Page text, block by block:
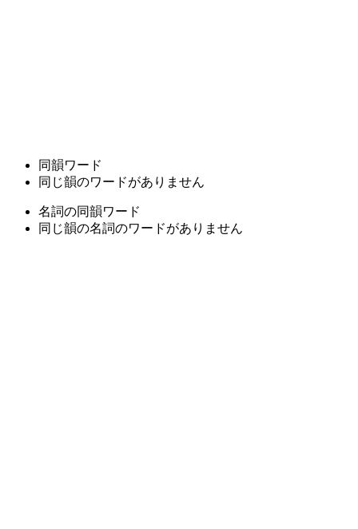
同韻ワード
同じ韻のワードがありません
名詞の同韻ワード
同じ韻の名詞のワードがありません